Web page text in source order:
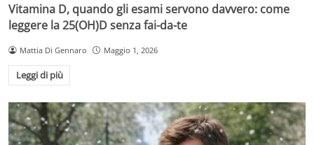
Vitamina D, quando gli esami servono davvero: come
leggere la 25(OH)D senza fai-da-te
Mattia Di Gennaro Maggio 1, 2026
Leggi di più